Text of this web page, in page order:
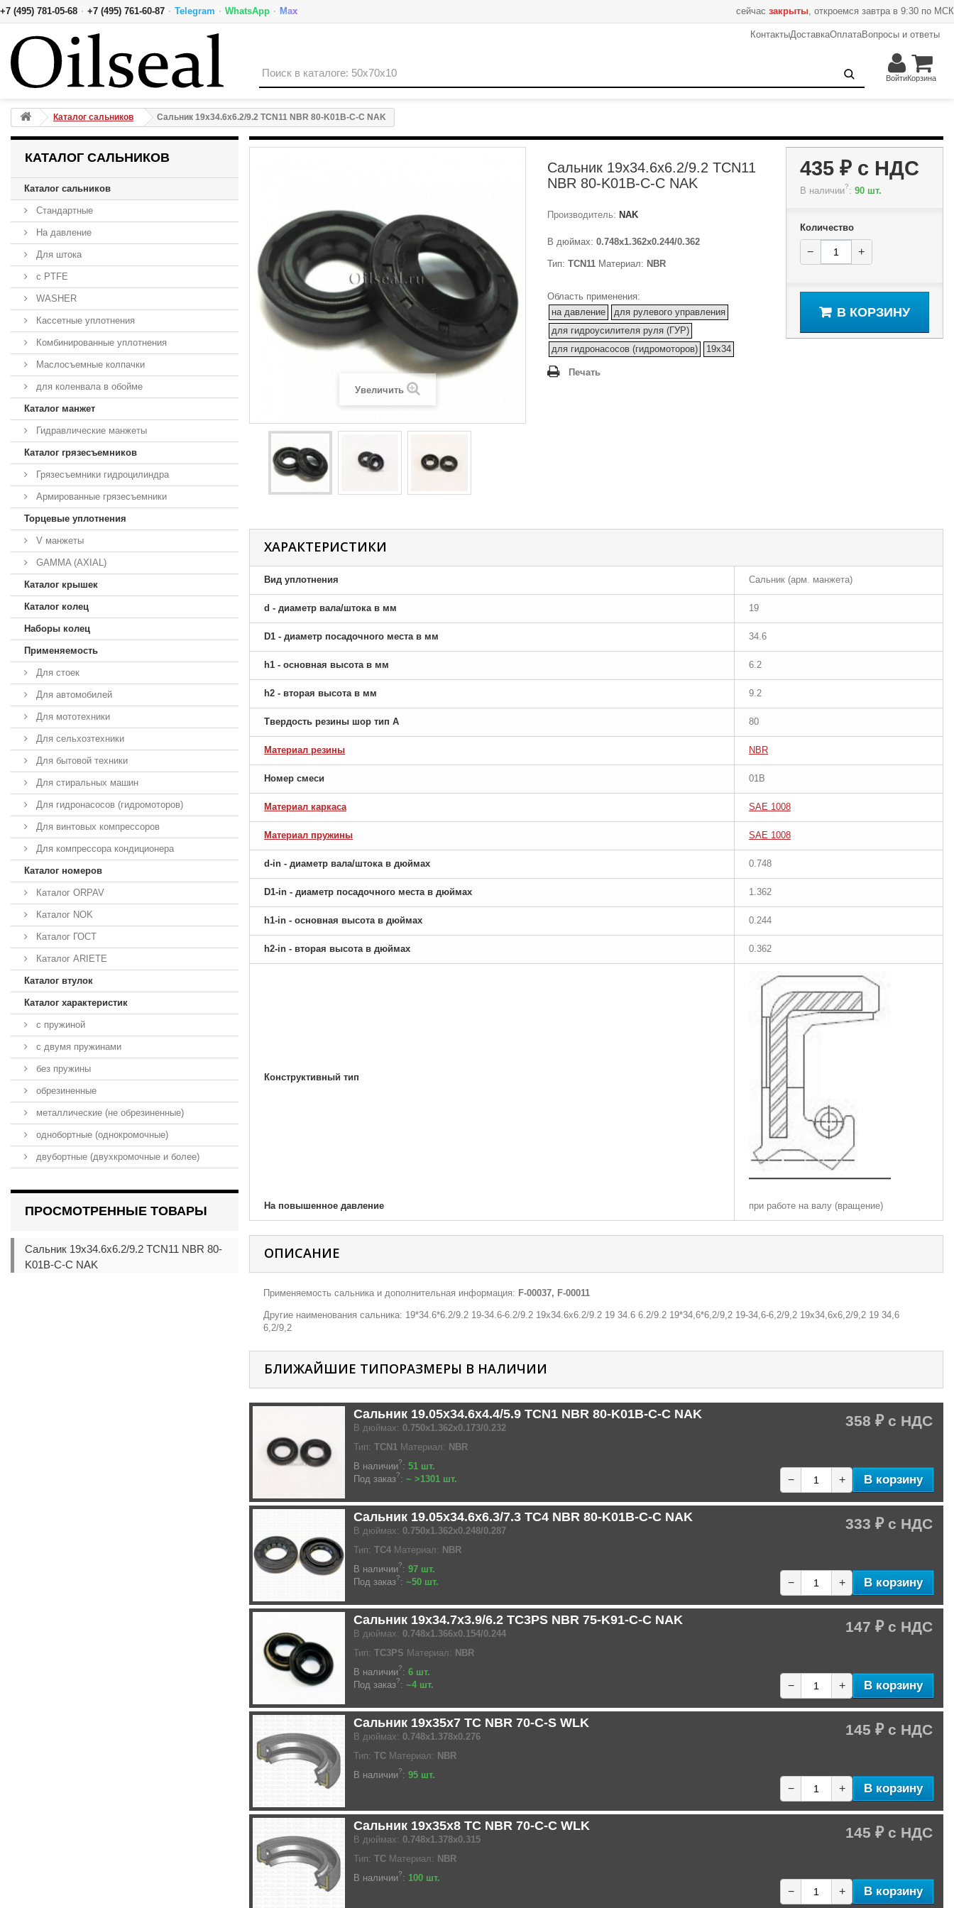
+7 (495) 781-05-68 · +7 (495) 761-60-87 · Telegram · WhatsApp · Max сейчас закрыты, откроемся завтра в 9:30 по МСК
КонтактыДоставкаОплатаВопросы и ответы
ВойтиКорзина
Каталог сальников Сальник 19x34.6x6.2/9.2 TCN11 NBR 80-K01B-C-C NAK
КАТАЛОГ САЛЬНИКОВ
Каталог сальников
Стандартные
На давление
Для штока
с PTFE
WASHER
Кассетные уплотнения
Комбинированные уплотнения
Маслосъемные колпачки
для коленвала в обойме
Каталог манжет
Гидравлические манжеты
Каталог грязесъемников
Грязесъемники гидроцилиндра
Армированные грязесъемники
Торцевые уплотнения
V манжеты
GAMMA (AXIAL)
Каталог крышек
Каталог колец
Наборы колец
Применяемость
Для стоек
Для автомобилей
Для мототехники
Для сельхозтехники
Для бытовой техники
Для стиральных машин
Для гидронасосов (гидромоторов)
Для винтовых компрессоров
Для компрессора кондиционера
Каталог номеров
Каталог ORPAV
Каталог NOK
Каталог ГОСТ
Каталог ARIETE
Каталог втулок
Каталог характеристик
с пружиной
с двумя пружинами
без пружины
обрезиненные
металлические (не обрезиненные)
однобортные (однокромочные)
двубортные (двухкромочные и более)
ПРОСМОТРЕННЫЕ ТОВАРЫ
Сальник 19x34.6x6.2/9.2 TCN11 NBR 80-
K01B-C-C NAK
Увеличить
Сальник 19x34.6x6.2/9.2 TCN11
NBR 80-K01B-C-C NAK
Производитель: NAK
В дюймах: 0.748x1.362x0.244/0.362
Тип: TCN11 Материал: NBR
Область применения:
на давление
для рулевого управления
для гидроусилителя руля (ГУР)
для гидронасосов (гидромоторов)
19x34
Печать
435 ₽с НДС
В наличии?: 90 шт.
Количество
− +
В КОРЗИНУ
Сальник 19x34.6x6.2/9.2 TCN11 NBR 80-K01B-C-C NAK + В корзину
ХАРАКТЕРИСТИКИ
Вид уплотнения Сальник (арм. манжета)
d - диаметр вала/штока в мм 19
D1 - диаметр посадочного места в мм 34.6
h1 - основная высота в мм 6.2
h2 - вторая высота в мм 9.2
Твердость резины шор тип A 80
Материал резины NBR
Номер смеси 01B
Материал каркаса SAE 1008
Материал пружины SAE 1008
d-in - диаметр вала/штока в дюймах 0.748
D1-in - диаметр посадочного места в дюймах 1.362
h1-in - основная высота в дюймах 0.244
h2-in - вторая высота в дюймах 0.362
Конструктивный тип
На повышенное давление при работе на валу (вращение)
ОПИСАНИЕ
Применяемость сальника и дополнительная информация: F-00037, F-00011
Другие наименования сальника: 19*34.6*6.2/9.2 19-34.6-6.2/9.2 19х34.6х6.2/9.2 19 34.6 6.2/9.2 19*34,6*6,2/9,2 19-34,6-6,2/9,2 19х34,6х6,2/9,2 19 34,6
6,2/9,2
БЛИЖАЙШИЕ ТИПОРАЗМЕРЫ В НАЛИЧИИ
Сальник 19.05x34.6x4.4/5.9 TCN1 NBR 80-K01B-C-C NAK
В дюймах: 0.750x1.362x0.173/0.232
Тип: TCN1 Материал: NBR
В наличии?: 51 шт.
Под заказ?: ~ >1301 шт.
358 ₽
− + В корзину
Сальник 19.05x34.6x6.3/7.3 TC4 NBR 80-K01B-C-C NAK
В дюймах: 0.750x1.362x0.248/0.287
Тип: TC4 Материал: NBR
В наличии?: 97 шт.
Под заказ?: ~50 шт.
333 ₽
− + В корзину
Сальник 19x34.7x3.9/6.2 TC3PS NBR 75-K91-C-C NAK
В дюймах: 0.748x1.366x0.154/0.244
Тип: TC3PS Материал: NBR
В наличии?: 6 шт.
Под заказ?: ~4 шт.
147 ₽
− + В корзину
Сальник 19x35x7 TC NBR 70-C-S WLK
В дюймах: 0.748x1.378x0.276
Тип: TC Материал: NBR
В наличии?: 95 шт.
145 ₽
− + В корзину
Сальник 19x35x8 TC NBR 70-C-C WLK
В дюймах: 0.748x1.378x0.315
Тип: TC Материал: NBR
В наличии?: 100 шт.
145 ₽
− + В корзину